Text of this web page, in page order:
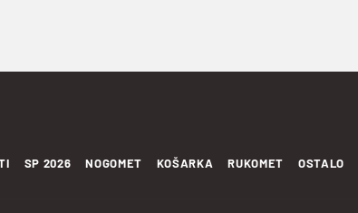
SP 2026 NOGOMET KOŠARKA RUKOMET OSTALO